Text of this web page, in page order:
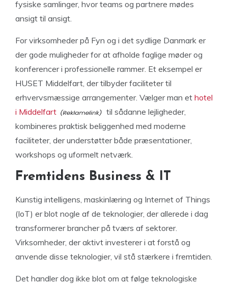
fysiske samlinger, hvor teams og partnere mødes
ansigt til ansigt.
For virksomheder på Fyn og i det sydlige Danmark er
der gode muligheder for at afholde faglige møder og
konferencer i professionelle rammer. Et eksempel er
HUSET Middelfart, der tilbyder faciliteter til
erhvervsmæssige arrangementer. Vælger man et hotel
i Middelfart
til sådanne lejligheder,
kombineres praktisk beliggenhed med moderne
faciliteter, der understøtter både præsentationer,
workshops og uformelt netværk.
Fremtidens Business & IT
Kunstig intelligens, maskinlæring og Internet of Things
(IoT) er blot nogle af de teknologier, der allerede i dag
transformerer brancher på tværs af sektorer.
Virksomheder, der aktivt investerer i at forstå og
anvende disse teknologier, vil stå stærkere i fremtiden.
Det handler dog ikke blot om at følge teknologiske